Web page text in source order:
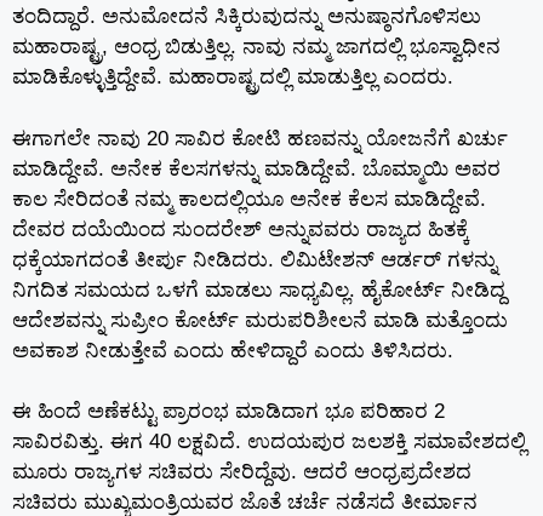
ತಂದಿದ್ದಾರೆ. ಅನುಮೋದನೆ ಸಿಕ್ಕಿರುವುದನ್ನು ಅನುಷ್ಠಾನಗೊಳಿಸಲು
ಮಹಾರಾಷ್ಟ್ರ, ಆಂಧ್ರ ಬಿಡುತ್ತಿಲ್ಲ. ನಾವು ನಮ್ಮ ಜಾಗದಲ್ಲಿ ಭೂಸ್ವಾಧೀನ
ಮಾಡಿಕೊಳ್ಳುತ್ತಿದ್ದೇವೆ. ಮಹಾರಾಷ್ಟ್ರದಲ್ಲಿ ಮಾಡುತ್ತಿಲ್ಲ ಎಂದರು.
ಈಗಾಗಲೇ ನಾವು 20 ಸಾವಿರ ಕೋಟಿ ಹಣವನ್ನು ಯೋಜನೆಗೆ ಖರ್ಚು
ಮಾಡಿದ್ದೇವೆ. ಅನೇಕ ಕೆಲಸಗಳನ್ನು ಮಾಡಿದ್ದೇವೆ. ಬೊಮ್ಮಾಯಿ ಅವರ
ಕಾಲ ಸೇರಿದಂತೆ ನಮ್ಮ ಕಾಲದಲ್ಲಿಯೂ ಅನೇಕ ಕೆಲಸ ಮಾಡಿದ್ದೇವೆ.
ದೇವರ ದಯೆಯಿಂದ ಸುಂದರೇಶ್ ಅನ್ನುವವರು ರಾಜ್ಯದ ಹಿತಕ್ಕೆ
ಧಕ್ಕೆಯಾಗದಂತೆ ತೀರ್ಪು ನೀಡಿದರು. ಲಿಮಿಟೇಶನ್ ಆರ್ಡರ್‌ ಗಳನ್ನು
ನಿಗದಿತ ಸಮಯದ ಒಳಗೆ ಮಾಡಲು ಸಾಧ್ಯವಿಲ್ಲ. ಹೈಕೋರ್ಟ್ ನೀಡಿದ್ದ
ಆದೇಶವನ್ನು ಸುಪ್ರೀಂ ಕೋರ್ಟ್ ಮರುಪರಿಶೀಲನೆ ಮಾಡಿ ಮತ್ತೊಂದು
ಅವಕಾಶ ನೀಡುತ್ತೇವೆ ಎಂದು ಹೇಳಿದ್ದಾರೆ ಎಂದು ತಿಳಿಸಿದರು.
ಈ ಹಿಂದೆ ಅಣೆಕಟ್ಟು ‌ಪ್ರಾರಂಭ ಮಾಡಿದಾಗ ಭೂ ಪರಿಹಾರ 2
ಸಾವಿರವಿತ್ತು. ಈಗ 40 ಲಕ್ಷವಿದೆ. ಉದಯಪುರ ಜಲಶಕ್ತಿ ಸಮಾವೇಶದಲ್ಲಿ
ಮೂರು ರಾಜ್ಯಗಳ ಸಚಿವರು ಸೇರಿದ್ದೆವು. ಆದರೆ ಆಂಧ್ರಪ್ರದೇಶದ‌
ಸಚಿವರು ಮುಖ್ಯಮಂತ್ರಿಯವರ ಜೊತೆ ಚರ್ಚೆ ನಡೆಸದೆ ತೀರ್ಮಾನ